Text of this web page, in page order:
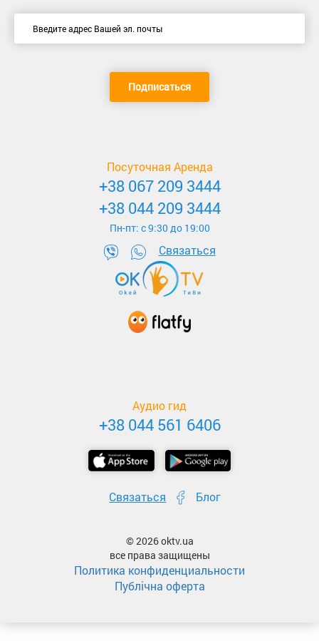
Подписаться
Посуточная Аренда
+38 067 209 3444
+38 044 209 3444
Пн-пт: c 9:30 до 19:00
Связаться
Аудио гид
+38 044 561 6406
Связаться Блог
© 2026 oktv.ua
все права защищены
Политика конфиденциальности
Публічна оферта